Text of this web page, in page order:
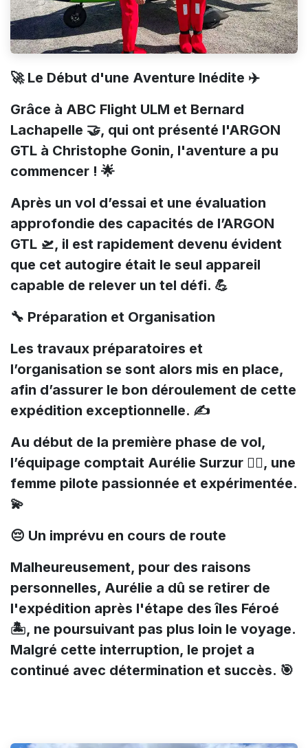
🚀 Le Début d'une Aventure Inédite ✈️
Grâce à ABC Flight ULM et Bernard
Lachapelle 🤝, qui ont présenté l'ARGON
GTL à Christophe Gonin, l'aventure a pu
commencer ! 🌟
Après un vol d’essai et une évaluation
approfondie des capacités de l’ARGON
GTL 🛫, il est rapidement devenu évident
que cet autogire était le seul appareil
capable de relever un tel défi. 💪
🔧 Préparation et Organisation
Les travaux préparatoires et
l’organisation se sont alors mis en place,
afin d’assurer le bon déroulement de cette
expédition exceptionnelle. ✍️
Au début de la première phase de vol,
l’équipage comptait Aurélie Surzur 👩‍✈️, une
femme pilote passionnée et expérimentée.
💫
😔 Un imprévu en cours de route
Malheureusement, pour des raisons
personnelles, Aurélie a dû se retirer de
l'expédition après l'étape des îles Féroé
🏝️, ne poursuivant pas plus loin le voyage.
Malgré cette interruption, le projet a
continué avec détermination et succès. 🎯